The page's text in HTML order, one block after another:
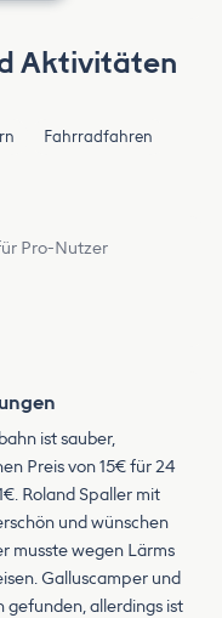
Aktivitäten
Fahrradfahren
Pro-Nutzer
ist sauber,
Preis von 15€ für 24
Roland Spaller mit
und wünschen
musste wegen Lärms
Galluscamper und
gefunden, allerdings ist